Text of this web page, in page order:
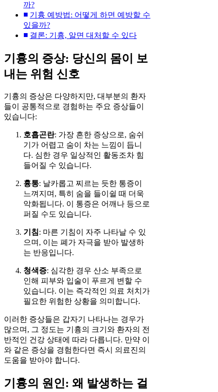
까?
기흉 예방법: 어떻게 하면 예방할 수
있을까?
결론: 기흉, 알면 대처할 수 있다
기흉의 증상: 당신의 몸이 보
내는 위험 신호
기흉의 증상은 다양하지만, 대부분의 환자
들이 공통적으로 경험하는 주요 증상들이
있습니다:
호흡곤란: 가장 흔한 증상으로, 숨쉬
기가 어렵고 숨이 차는 느낌이 듭니
다. 심한 경우 일상적인 활동조차 힘
들어질 수 있습니다.
흉통: 날카롭고 찌르는 듯한 통증이
느껴지며, 특히 숨을 들이쉴 때 더욱
악화됩니다. 이 통증은 어깨나 등으로
퍼질 수도 있습니다.
기침: 마른 기침이 자주 나타날 수 있
으며, 이는 폐가 자극을 받아 발생하
는 반응입니다.
청색증: 심각한 경우 산소 부족으로
인해 피부와 입술이 푸르게 변할 수
있습니다. 이는 즉각적인 의료 처치가
필요한 위험한 상황을 의미합니다.
이러한 증상들은 갑자기 나타나는 경우가
많으며, 그 정도는 기흉의 크기와 환자의 전
반적인 건강 상태에 따라 다릅니다. 만약 이
와 같은 증상을 경험한다면 즉시 의료진의
도움을 받아야 합니다.
기흉의 원인: 왜 발생하는 걸